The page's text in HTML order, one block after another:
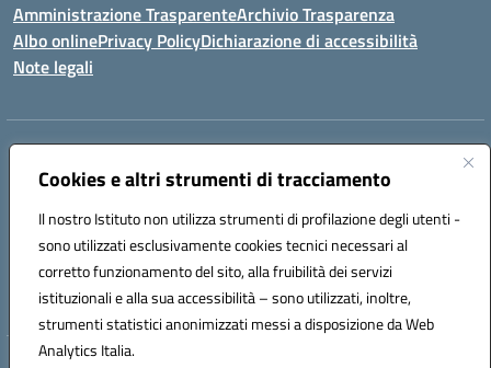
Cookies e altri strumenti di tracciamento
Il nostro Istituto non utilizza strumenti di profilazione degli utenti -
sono utilizzati esclusivamente cookies tecnici necessari al
corretto funzionamento del sito, alla fruibilità dei servizi
istituzionali e alla sua accessibilità – sono utilizzati, inoltre,
strumenti statistici anonimizzati messi a disposizione da Web
Analytics Italia.
Amministrazione TrasparenteArchivio Trasparenza
Albo onlinePrivacy PolicyDichiarazione di accessibilità
Note legali
Indirizzo:
Centralino:096721161 Email:czic869004@istruzione.it
Codice fiscale: 84000710792
Codice meccanografico:
CZIC869004
Codice unico di fatturazione (CUF): UFKGA0